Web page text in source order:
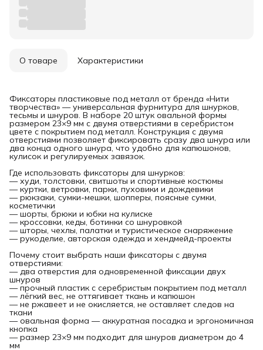
О товаре Характеристики
Фиксаторы пластиковые под металл от бренда «Нити
творчества» — универсальная фурнитура для шнурков,
тесьмы и шнуров. В наборе 20 штук овальной формы
размером 23×9 мм с двумя отверстиями в серебристом
цвете с покрытием под металл. Конструкция с двумя
отверстиями позволяет фиксировать сразу два шнура или
два конца одного шнура, что удобно для капюшонов,
кулисок и регулируемых завязок.
Где использовать фиксаторы для шнурков:
— худи, толстовки, свитшоты и спортивные костюмы
— куртки, ветровки, парки, пуховики и дождевики
— рюкзаки, сумки-мешки, шопперы, поясные сумки,
косметички
— шорты, брюки и юбки на кулиске
— кроссовки, кеды, ботинки со шнуровкой
— шторы, чехлы, палатки и туристическое снаряжение
— рукоделие, авторская одежда и хендмейд-проекты
Почему стоит выбрать наши фиксаторы с двумя
отверстиями:
— два отверстия для одновременной фиксации двух
шнуров
— прочный пластик с серебристым покрытием под металл
— лёгкий вес, не оттягивает ткань и капюшон
— не ржавеет и не окисляется, не оставляет следов на
ткани
— овальная форма — аккуратная посадка и эргономичная
кнопка
— размер 23×9 мм подходит для шнуров диаметром до 4
мм